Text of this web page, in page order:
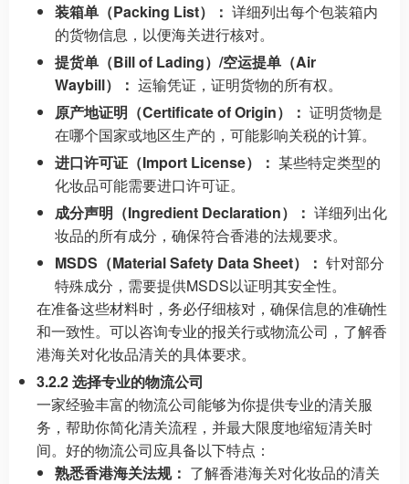
装箱单（Packing List）： 详细列出每个包装箱内
的货物信息，以便海关进行核对。
提货单（Bill of Lading）/空运提单（Air
Waybill）： 运输凭证，证明货物的所有权。
原产地证明（Certificate of Origin）： 证明货物是
在哪个国家或地区生产的，可能影响关税的计算。
进口许可证（Import License）： 某些特定类型的
化妆品可能需要进口许可证。
成分声明（Ingredient Declaration）： 详细列出化
妆品的所有成分，确保符合香港的法规要求。
MSDS（Material Safety Data Sheet）： 针对部分
特殊成分，需要提供MSDS以证明其安全性。
在准备这些材料时，务必仔细核对，确保信息的准确性
和一致性。可以咨询专业的报关行或物流公司，了解香
港海关对化妆品清关的具体要求。
3.2.2 选择专业的物流公司
一家经验丰富的物流公司能够为你提供专业的清关服
务，帮助你简化清关流程，并最大限度地缩短清关时
间。好的物流公司应具备以下特点：
熟悉香港海关法规： 了解香港海关对化妆品的清关